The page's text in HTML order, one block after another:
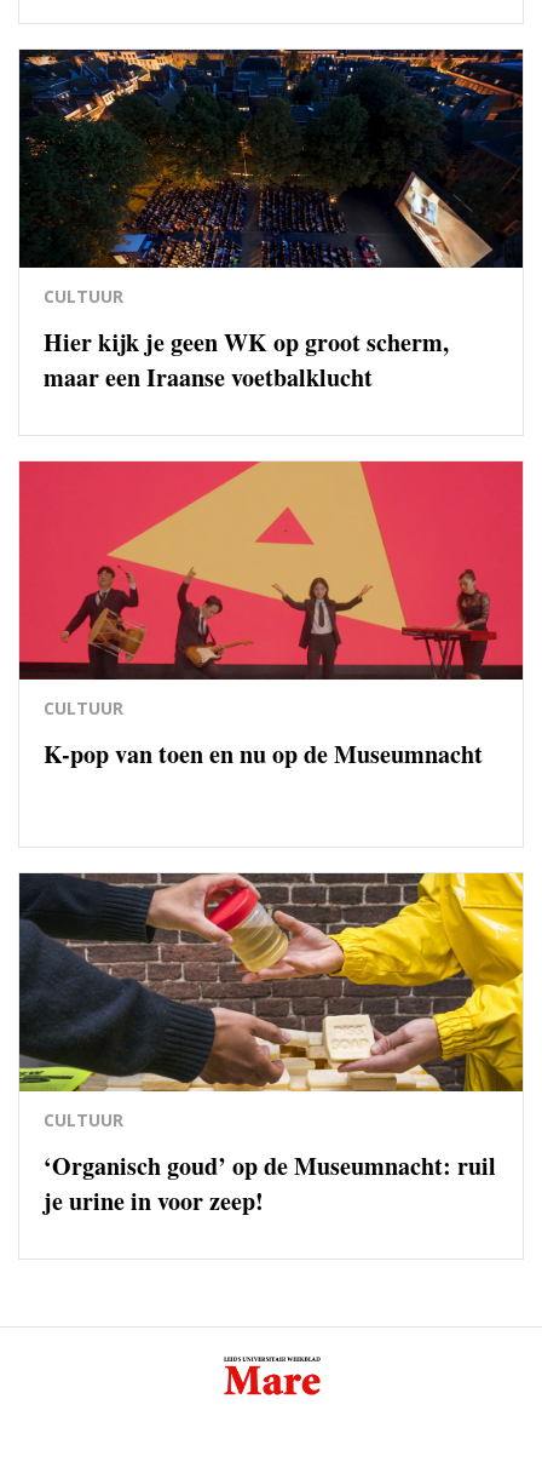
CULTUUR
Hier kijk je geen WK op groot scherm,
maar een Iraanse voetbalklucht
CULTUUR
K-pop van toen en nu op de Museumnacht
CULTUUR
‘Organisch goud’ op de Museumnacht: ruil
je urine in voor zeep!